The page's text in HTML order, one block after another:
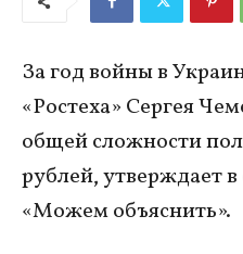
За год войны в
«Ростеха» Сергея
общей сложности
рублей, утверждает
«Можем объяснить».